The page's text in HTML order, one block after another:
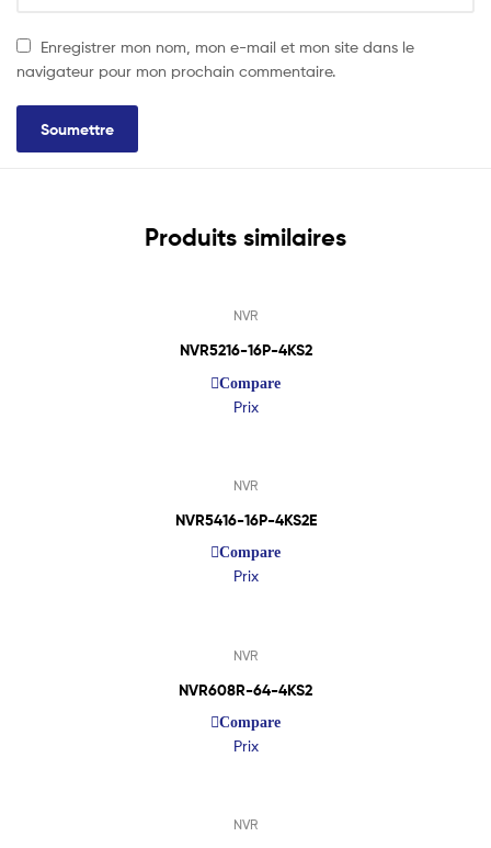
Enregistrer mon nom, mon e-mail et mon site dans le
navigateur pour mon prochain commentaire.
Produits similaires
NVR
NVR5216-16P-4KS2
Compare
Prix
NVR
NVR5416-16P-4KS2E
Compare
Prix
NVR
NVR608R-64-4KS2
Compare
Prix
NVR